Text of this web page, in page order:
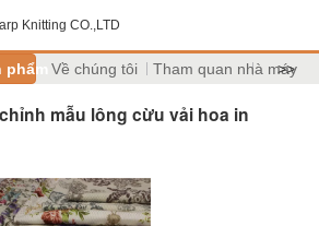
Knitting CO.,LTD
Về chúng tôi Tham quan nhà máy
>>
mẫu lông cừu vải hoa in